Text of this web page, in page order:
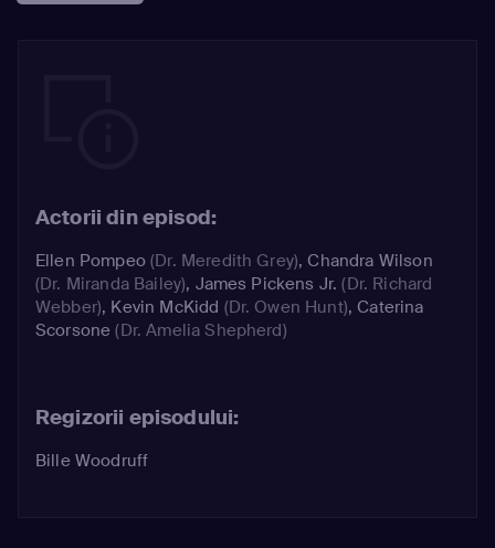
Actorii din episod:
Ellen Pompeo(Dr. Meredith Grey),Chandra Wilson
(Dr. Miranda Bailey), James Pickens Jr. (Dr. Richard
Webber), Kevin McKidd (Dr. Owen Hunt),Caterina
Scorsone (Dr. Amelia Shepherd)
Regizorii episodului:
Bille Woodruff